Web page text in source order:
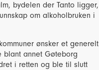
bydelen der Tanto ligger,
om alkoholbruken i
ønsker et generelt
blant annet Gøteborg
i retten og ble til slutt